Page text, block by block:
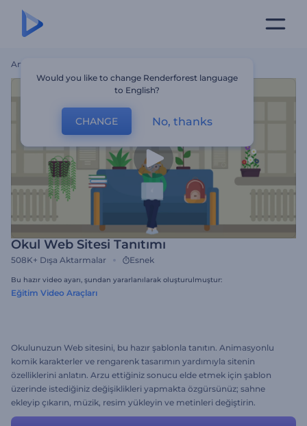
Ana Sayfa
Okul Web Sitesi Tanıtımı
508K+ Dışa Aktarmalar Esnek
Bu hazır video ayarı, şundan yararlanılarak oluşturulmuştur:
Eğitim Video Araçları
Okulunuzun Web sitesini, bu hazır şablonla tanıtın. Animasyonlu
komik karakterler ve rengarenk tasarımın yardımıyla sitenin
özelliklerini anlatın. Arzu ettiğiniz sonucu elde etmek için şablon
üzerinde istediğiniz değişiklikleri yapmakta özgürsünüz; sahne
ekleyip çıkarın, müzik, resim yükleyin ve metinleri değiştirin.
Would you like to change Renderforest language
to English?
CHANGE No, thanks